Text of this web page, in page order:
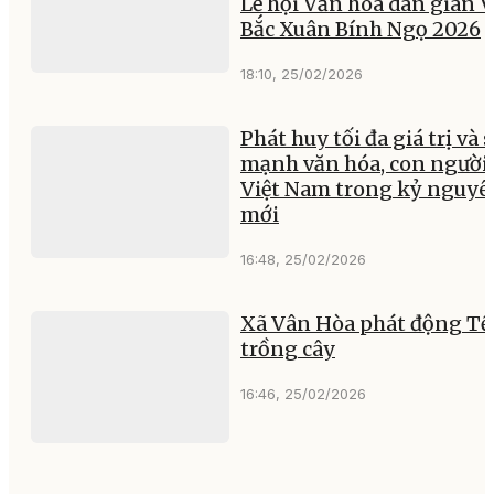
Bắc Xuân Bính Ngọ 2026
18:10, 25/02/2026
Phát huy tối đa giá trị và
mạnh văn hóa, con người
Việt Nam trong kỷ
mới
16:48, 25/02/2026
Xã Vân Hòa phát động
trồng cây
16:46, 25/02/2026